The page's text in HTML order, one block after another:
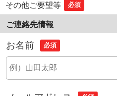
その他ご要望等 必須
ご連絡先情報
お名前 必須